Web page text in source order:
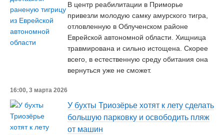
В центр реабилитации в Приморье
привезли молодую самку амурского тигра,
отловленную в Облученском районе
Еврейской автономной области. Хищница
травмирована и сильно истощена. Скорее
всего, в естественную среду обитания она
вернуться уже не сможет.
16:00, 3 марта 2026
У бухты Триозёрье хотят к лету сделать
большую парковку и освободить пляж
от машин